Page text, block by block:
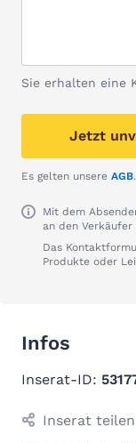
Sie erhalten eine
Jetzt
Es gelten unsere AGB.
Mit dem
an den
Das
Produkte oder
Infos
Inserat-ID:
Inserat teilen